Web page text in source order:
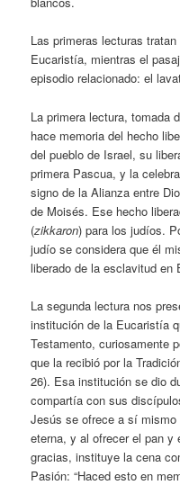
Las primeras lecturas
Eucaristía, mientras el
episodio relacionado: el
La primera lectura, tomada
hace memoria del hecho
del pueblo de Israel, su
primera Pascua, y la
signo de la Alianza entre
de Moisés. Ese hecho
(zikkaron) para los judíos.
judío se considera que él
liberado de la esclavitud en
La segunda lectura nos
institución de la Eucaristía
Testamento, curiosamente
que la recibió por la
26). Esa institución se dio
compartía con sus
Jesús se ofrece a sí
eterna, y al ofrecer el pan y
gracias, instituye la cena
Pasión: “Haced esto en